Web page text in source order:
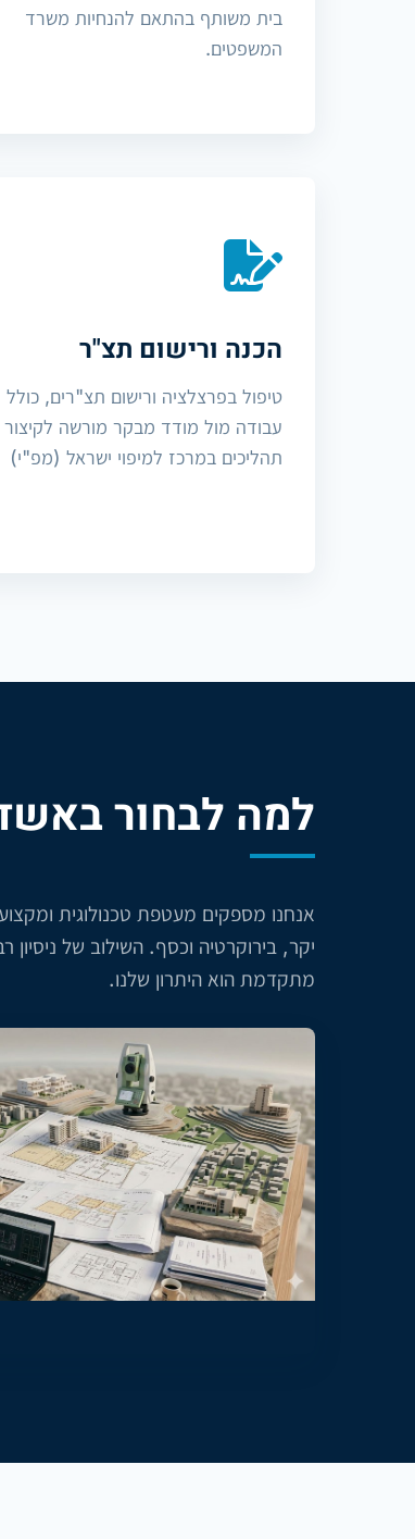
בית משותף בהתאם להנחיות משרד
המשפטים.
הכנה ורישום תצ"ר
טיפול בפרצלציה ורישום תצ"רים, כולל
עבודה מול מודד מבקר מורשה לקיצור
תהליכים במרכז למיפוי ישראל (מפ"י)
למה לבחור
אנחנו מספקים מעטפת טכנולוגית
יקר, בירוקרטיה וכסף. השילוב של ניסיון
מתקדמת הוא היתרון שלנו.